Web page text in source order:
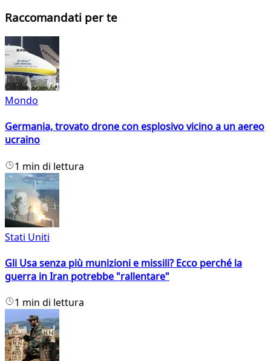
Raccomandati per te
Mondo
Germania, trovato drone con esplosivo vicino a un aereo
ucraino
1 min di lettura
Stati Uniti
Gli Usa senza più munizioni e missili? Ecco perché la
guerra in Iran potrebbe "rallentare"
1 min di lettura